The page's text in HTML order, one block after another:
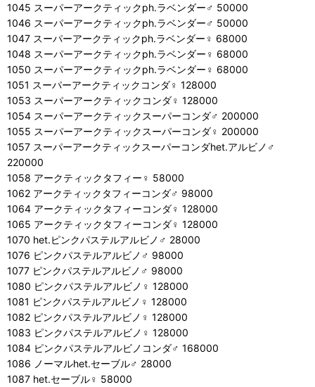
1045 スーパーアークティックph.ラベンダー♂ 50000
1046 スーパーアークティックph.ラベンダー♂ 50000
1047 スーパーアークティックph.ラベンダー♀ 68000
1048 スーパーアークティックph.ラベンダー♀ 68000
1050 スーパーアークティックph.ラベンダー♀ 68000
1051 スーパーアークティックコンダ♀ 128000
1053 スーパーアークティックコンダ♀ 128000
1054 スーパーアークティックスーパーコンダ♂ 200000
1055 スーパーアークティックスーパーコンダ♀ 200000
1057 スーパーアークティックスーパーコンダhet.アルビノ♂
220000
1058 アークティックタフィー♀ 58000
1062 アークティックタフィーコンダ♂ 98000
1064 アークティックタフィーコンダ♀ 128000
1065 アークティックタフィーコンダ♀ 128000
1070 het.ピンクパステルアルビノ♂ 28000
1076 ピンクパステルアルビノ♂ 98000
1077 ピンクパステルアルビノ♂ 98000
1080 ピンクパステルアルビノ♀ 128000
1081 ピンクパステルアルビノ♀ 128000
1082 ピンクパステルアルビノ♀ 128000
1083 ピンクパステルアルビノ♀ 128000
1084 ピンクパステルアルビノコンダ♂ 168000
1086 ノーマルhet.セーブル♂ 28000
1087 het.セーブル♀ 58000